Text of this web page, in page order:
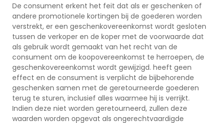
De consument erkent het feit dat als er geschenken of
andere promotionele kortingen bij de goederen worden
verstrekt, er een geschenkovereenkomst wordt gesloten
tussen de verkoper en de koper met de voorwaarde dat
als gebruik wordt gemaakt van het recht van de
consument om de koopovereenkomst te herroepen, de
geschenkovereenkomst wordt gewijzigd. heeft geen
effect en de consument is verplicht de bijbehorende
geschenken samen met de geretourneerde goederen
terug te sturen, inclusief alles waarmee hij is verrijkt.
Indien deze niet worden geretourneerd, zullen deze
waarden worden opgevat als ongerechtvaardigde